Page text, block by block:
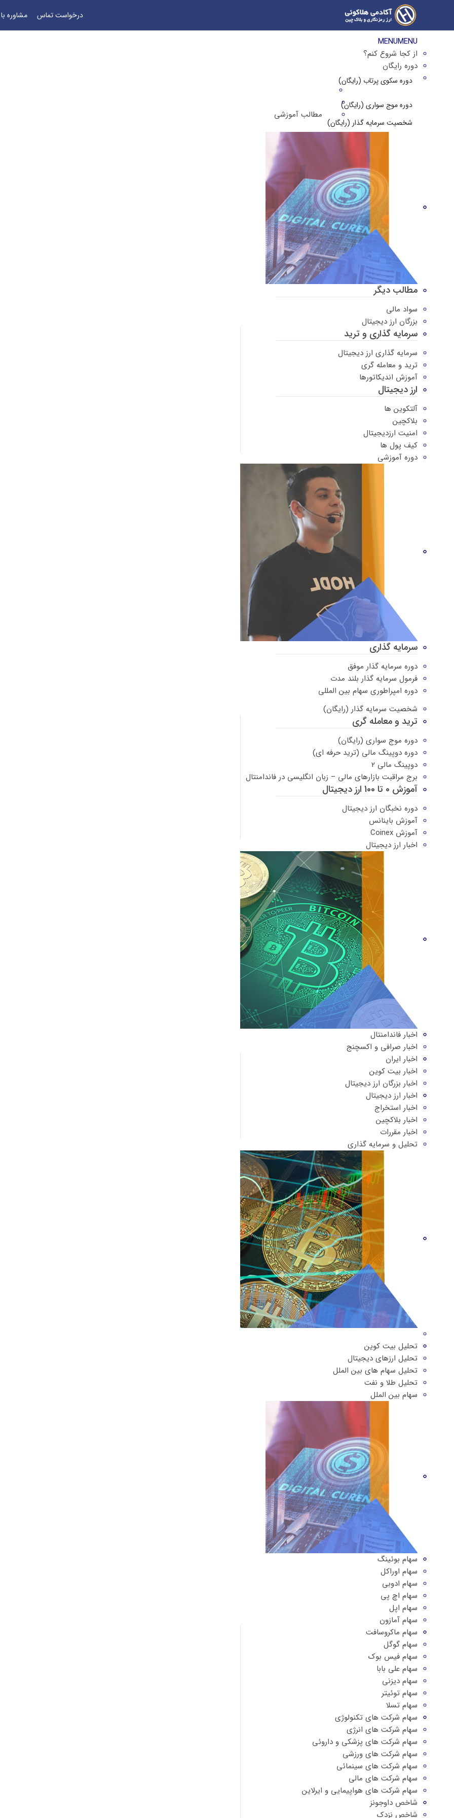
درخواست تماس مشاوره
MENUMENU
از کجا شروع کنم؟
دوره رایگان
دوره سکوی پرتاب (رایگان)
دوره موج سواری (رایگان)
شخصیت سرمایه گذار (رایگان)
مطالب آموزشی
مطالب دیگر
سواد مالی
بزرگان ارز دیجیتال
سرمایه گذاری و ترید
سرمایه گذاری ارز دیجیتال
ترید و معامله گری
آموزش اندیکاتورها
ارز دیجیتال
آلتکوین ها
بلاکچین
امنیت ارزدیجیتال
کیف پول ها
دوره‌ آموزشی
سرمایه گذاری
دوره سرمایه گذار موفق
فرمول سرمایه گذار بلند مدت
دوره امپراطوری سهام بین المللی
شخصیت سرمایه گذار (رایگان)
ترید و معامله گری
دوره موج سواری (رایگان)
دوره دوپینگ مالی (ترید حرفه ای)
دوپینگ مالی ۲
برج مراقبت بازارهای مالی – زبان انگلیسی در فاندامنتال
آموزش 0 تا 100 ارز دیجیتال
دوره نخبگان ارز دیجیتال
آموزش باینانس
آموزش Coinex
اخبار ارز دیجیتال
اخبار فاندامنتال
اخبار صرافی و اکسچنج
اخبار ایران
اخبار بیت کوین
اخبار بزرگان ارز دیجیتال
اخبار ارز دیجیتال
اخبار استخراج
اخبار بلاکچین
اخبار مقررات
تحلیل و سرمایه گذاری
تحلیل بیت کوین
تحلیل ارزهای دیجیتال
تحلیل سهام های بین الملل
تحلیل طلا و نفت
سهام بین الملل
سهام بوئینگ
سهام اوراکل
سهام ادوبی
سهام اچ پی
سهام اپل
سهام آمازون
سهام ماکروسافت
سهام گوگل
سهام فیس بوک
سهام علی بابا
سهام دیزنی
سهام توئیتر
سهام تسلا
سهام شرکت های تکنولوژی
سهام شرکت های انرژی
سهام شرکت های پزشکی و داروئی
سهام شرکت های ورزشی
سهام شرکت های سینمائی
سهام شرکت های مالی
سهام شرکت های هواپیمایی و ایرلاین
شاخص داوجونز
شاخص نزدک